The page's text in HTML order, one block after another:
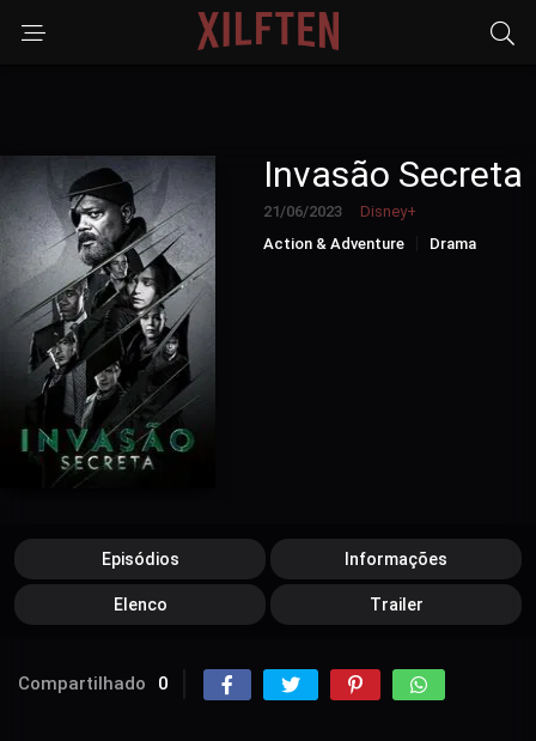
Invasão Secreta
21/06/2023
Disney+
Action & Adventure
Drama
Episódios Informações
Elenco Trailer
Compartilhado 0